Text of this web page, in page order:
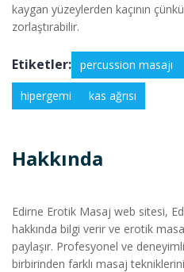
kaygan yüzeylerden kaçının
zorlaştırabilir.
Etiketler: percussion masajı
hipergemi kas ağrısı
Hakkında
Edirne Erotik Masaj web sitesi,
hakkında bilgi verir ve erotik
paylaşır. Profesyonel ve
birbirinden farklı masaj